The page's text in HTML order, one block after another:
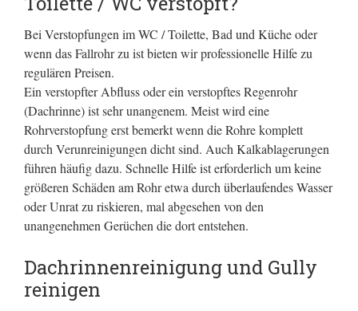
Bei Verstopfungen im WC / Toilette, Bad und Küche oder
wenn das Fallrohr zu ist bieten wir professionelle Hilfe zu
regulären Preisen.
Ein verstopfter Abfluss oder ein verstopftes Regenrohr
(Dachrinne) ist sehr unangenem. Meist wird eine
Rohrverstopfung erst bemerkt wenn die Rohre komplett
durch Verunreinigungen dicht sind. Auch Kalkablagerungen
führen häufig dazu. Schnelle Hilfe ist erforderlich um keine
größeren Schäden am Rohr etwa durch überlaufendes Wasser
oder Unrat zu riskieren, mal abgesehen von den
unangenehmen Gerüchen die dort entstehen.
Dachrinnenreinigung und Gully
reinigen